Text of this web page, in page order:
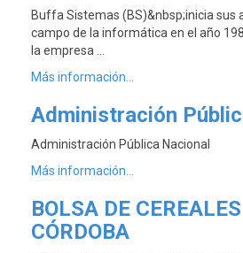
Buffa Sistemas (BS)&nbsp;inicia sus
campo de la informática en el año
la empresa …
Más información...
Administración
Administración Pública Nacional
Más información...
BOLSA DE
CÓRDOBA